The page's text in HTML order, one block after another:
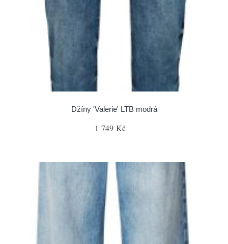
Džíny 'Valerie' LTB modrá
1 749 Kč